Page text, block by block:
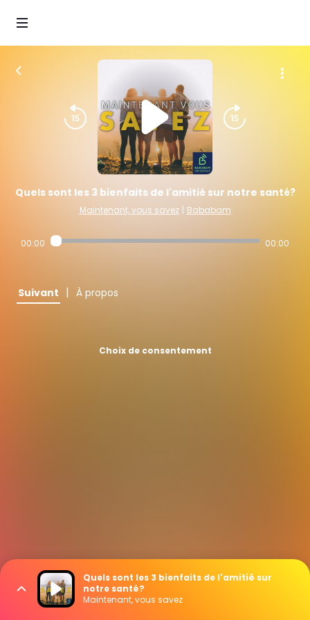
Quels sont les 3 bienfaits de l'amitié sur notre santé?
Maintenant, vous savez | Bababam
00:00 00:00
Suivant | À propos
Choix de consentement
Quels sont les 3 bienfaits de l'amitié sur
notre santé?
Maintenant, vous savez